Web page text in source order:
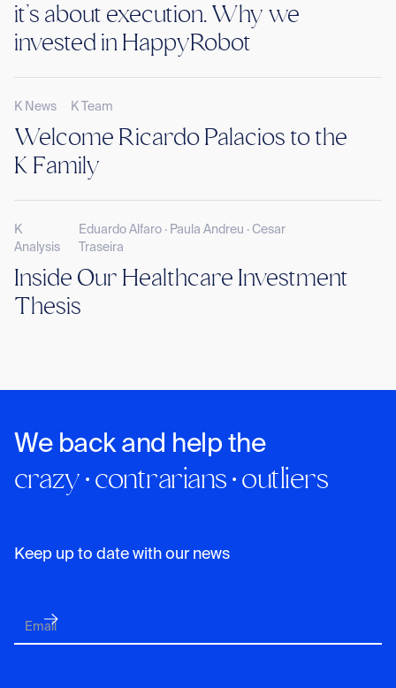
it’s about execution. Why we
invested in HappyRobot
K News K Team
Welcome Ricardo Palacios to the
K Family
K
Analysis
Eduardo Alfaro · Paula Andreu · Cesar
Traseira
Inside Our Healthcare Investment
Thesis
We back and help the
crazy · contrarians · outliers
Keep up to date with our news